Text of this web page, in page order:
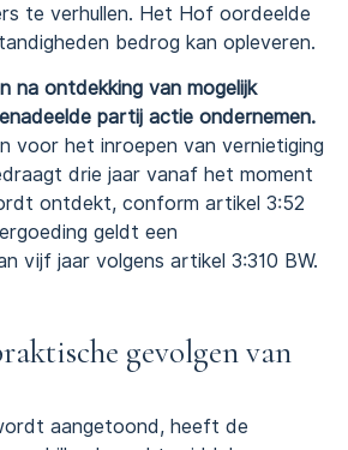
te verhullen. Het Hof oordeelde
bedrog kan opleveren.
na ontdekking van mogelijk
partij actie ondernemen.
voor het inroepen van vernietiging
drie jaar vanaf het moment
ontdekt, conform artikel 3:52
geldt een
vijf jaar volgens artikel 3:310 BW.
gevolgen van
aangetoond, heeft de